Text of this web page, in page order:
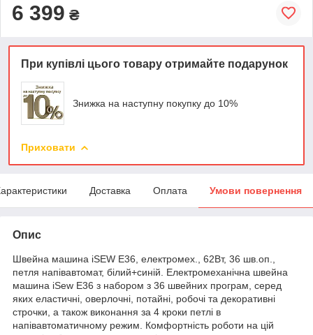
6 399 ₴
При купівлі цього товару отримайте подарунок
Знижка на наступну покупку до 10%
Приховати
Доставка Оплата Умови повернення
Опис
Швейна машина iSEW E36, електромех., 62Вт, 36 шв.оп.,
петля напівавтомат, білий+синій. Електромеханічна швейна
машина iSew E36 з набором з 36 швейних програм, серед
яких еластичні, оверлочні, потайні, робочі та декоративні
строчки, а також виконання за 4 кроки петлі в
напівавтоматичному режим. Комфортність роботи на цій